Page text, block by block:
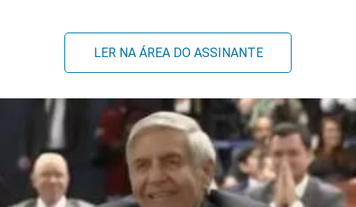
LER NA ÁREA DO ASSINANTE